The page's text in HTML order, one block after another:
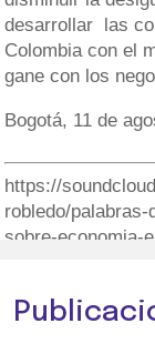
desarrollar
las
Colombia con el
gane con los
Bogotá, 11 de
https://
robledo/
sobre-economia-